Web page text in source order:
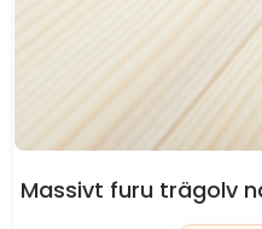
Massivt furu trägolv